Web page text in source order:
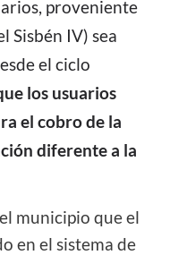
proveniente
Sisbén IV) sea
el ciclo
los usuarios
el cobro de la
diferente a la
municipio que el
en el sistema de